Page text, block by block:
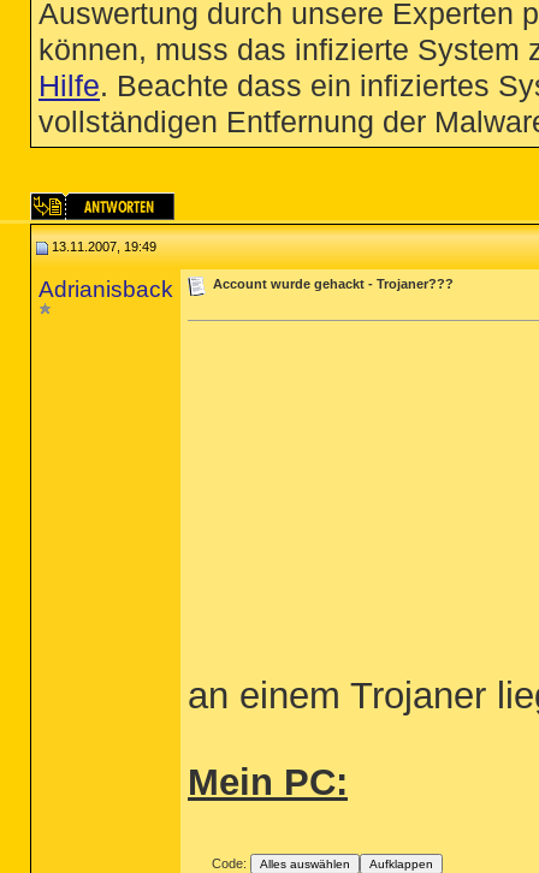
Auswertung durch unsere Experten
können, muss das infizierte System
Hilfe. Beachte dass ein infiziertes
vollständigen Entfernung der
13.11.2007, 19:49
Adrianisback Account wurde gehackt - Trojaner???
an einem Trojaner
Mein PC:
Code: Alles auswählen Aufklappen